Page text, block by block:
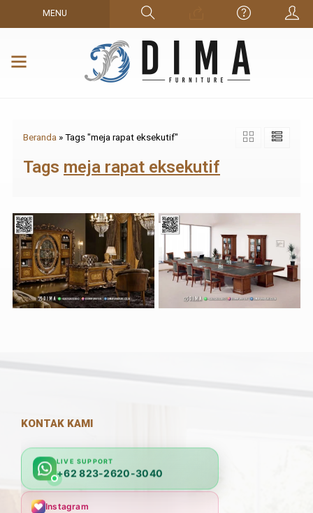
MENU
Beranda »Tags "meja rapat eksekutif"
Tags meja rapat eksekutif
KONTAK KAMI
LIVE SUPPORT
+62 823-2620-3040
Instagram